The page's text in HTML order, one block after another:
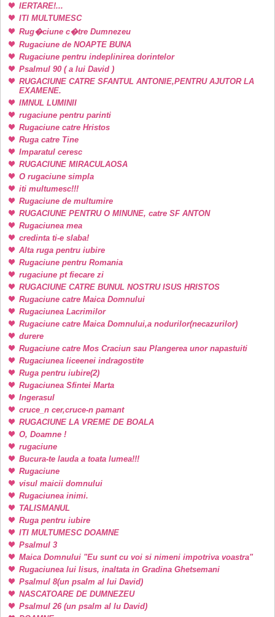
IERTARE!...
ITI MULTUMESC
Rug�ciune c�tre Dumnezeu
Rugaciune de NOAPTE BUNA
Rugaciune pentru indeplinirea dorintelor
Psalmul 90 ( a lui David )
RUGACIUNE CATRE SFANTUL ANTONIE,PENTRU AJUTOR LA
EXAMENE.
IMNUL LUMINII
rugaciune pentru parinti
Rugaciune catre Hristos
Ruga catre Tine
Imparatul ceresc
RUGACIUNE MIRACULAOSA
O rugaciune simpla
iti multumesc!!!
Rugaciune de multumire
RUGACIUNE PENTRU O MINUNE, catre SF ANTON
Rugaciunea mea
credinta ti-e slaba!
Alta ruga pentru iubire
Rugaciune pentru Romania
rugaciune pt fiecare zi
RUGACIUNE CATRE BUNUL NOSTRU ISUS HRISTOS
Rugaciune catre Maica Domnului
Rugaciunea Lacrimilor
Rugaciune catre Maica Domnului,a nodurilor(necazurilor)
durere
Rugaciune catre Mos Craciun sau Plangerea unor napastuiti
Rugaciunea liceenei indragostite
Ruga pentru iubire(2)
Rugaciunea Sfintei Marta
Ingerasul
cruce_n cer,cruce-n pamant
RUGACIUNE LA VREME DE BOALA
O, Doamne !
rugaciune
Bucura-te lauda a toata lumea!!!
Rugaciune
visul maicii domnului
Rugaciunea inimi.
TALISMANUL
Ruga pentru iubire
ITI MULTUMESC DOAMNE
Psalmul 3
Maica Domnului "Eu sunt cu voi si nimeni impotriva voastra"
Rugaciunea lui Iisus, inaltata in Gradina Ghetsemani
Psalmul 8(un psalm al lui David)
NASCATOARE DE DUMNEZEU
Psalmul 26 (un psalm al lu David)